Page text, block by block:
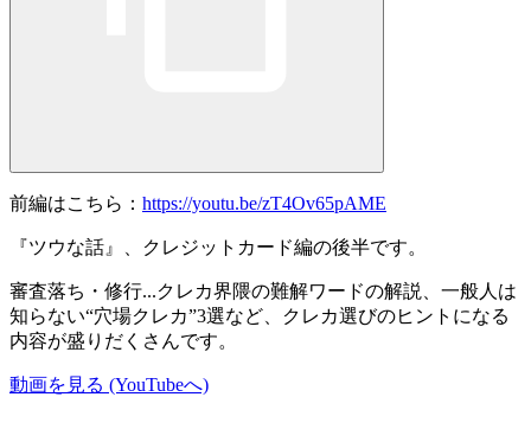
前編はこちら： https://youtu.be/zT4Ov65pAME
『ツウな話』、クレジットカード編の後半です。
審査落ち・修行...クレカ界隈の難解ワードの解説、一般人は
知らない“穴場クレカ”3選など、クレカ選びのヒントになる
内容が盛りだくさんです。
動画を見る (YouTubeへ)